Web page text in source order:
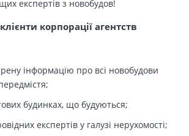
експертів з новобудов!
корпорації агентств
інформацію про всі новобудови
будинках, що будуються;
експертів у галузі нерухомості;